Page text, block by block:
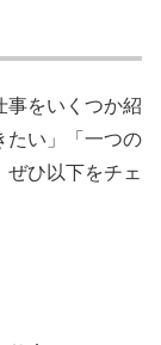
事をいくつか紹
たい」「一つの
ひ以下をチェ